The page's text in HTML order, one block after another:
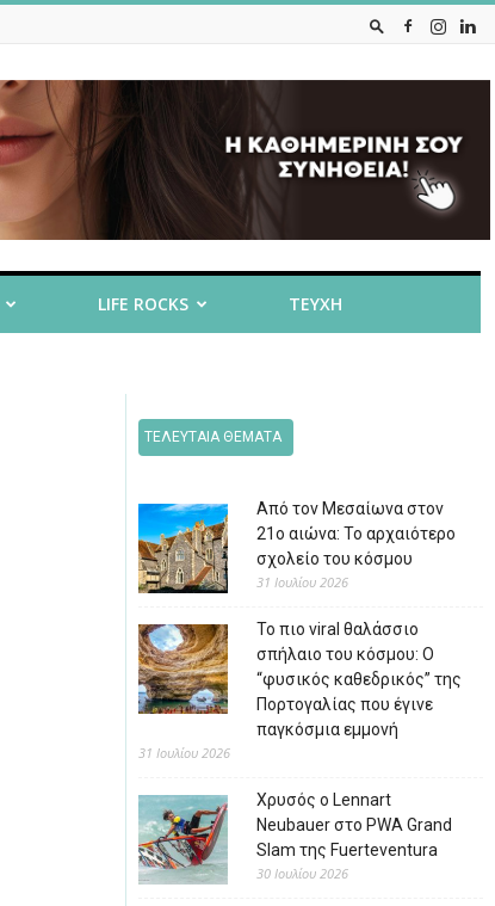
LIFE ROCKS ΤΕΥΧΗ
ΤΕΛΕΥΤΑΙΑ ΘΕΜΑΤΑ
Από τον Μεσαίωνα στον
21ο αιώνα: Το αρχαιότερο
σχολείο του κόσμου
31 Ιουλίου 2026
Το πιο viral θαλάσσιο
σπήλαιο του κόσμου: Ο
“φυσικός καθεδρικός” της
Πορτογαλίας που έγινε
παγκόσμια εμμονή
31 Ιουλίου 2026
Χρυσός ο Lennart
Neubauer στο PWA Grand
Slam της Fuerteventura
30 Ιουλίου 2026